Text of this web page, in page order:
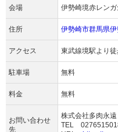
会場 伊勢崎境赤レン
住所 伊勢崎市群馬県
アクセス 東武線境駅より
駐車場 無料
料金 無料
お問い合わせ
先
株式会社多肉永遠
TEL